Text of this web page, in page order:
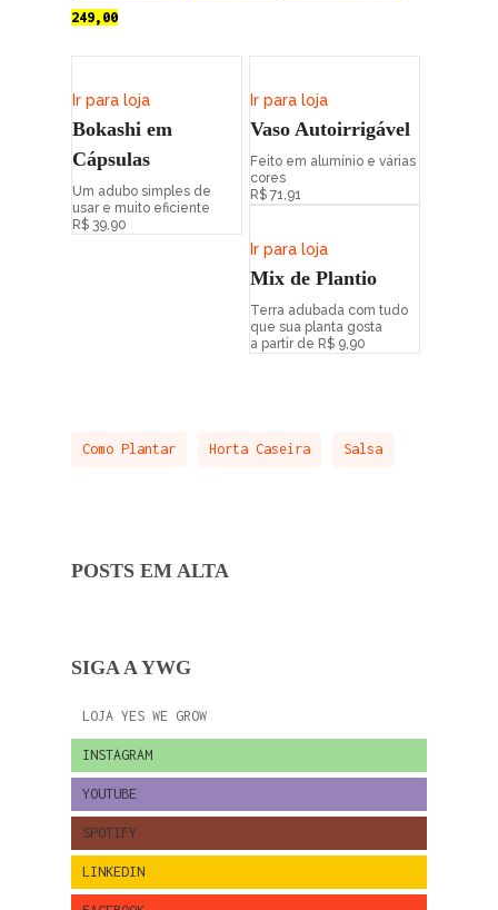
249,00
Ir para loja
Bokashi em
Cápsulas
Um adubo simples de
usar e muito eficiente
R$ 39,90
Ir para loja
Vaso Autoirrigável
Feito em alumínio e várias
cores
R$ 71,91
Ir para loja
Mix de Plantio
Terra adubada com tudo
que sua planta gosta
a partir de R$ 9,90
Como Plantar Horta Caseira Salsa
POSTS EM ALTA
SIGA A YWG
LOJA YES WE GROW
INSTAGRAM
YOUTUBE
SPOTIFY
LINKEDIN